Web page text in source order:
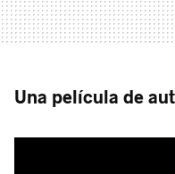
Una película de